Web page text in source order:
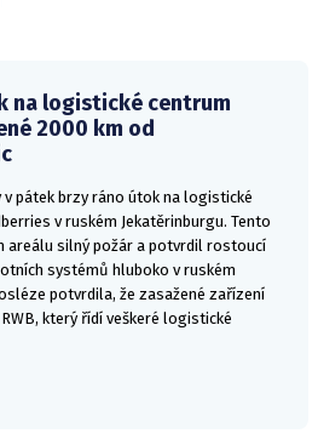
na logistické centrum
2000 km od
pátek brzy ráno útok na logistické
v ruském Jekatěrinburgu. Tento
areálu silný požár a potvrdil rostoucí
systémů hluboko v ruském
potvrdila, že zasažené zařízení
který řídí veškeré logistické